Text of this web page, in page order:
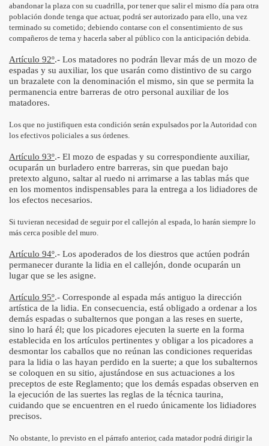
abandonar la plaza con su cuadrilla, por tener que salir el mismo día para otra
población donde tenga que actuar, podrá ser autorizado para ello, una vez
terminado su cometido; debiendo contarse con el consentimiento de sus
compañeros de terna y hacerla saber al público con la anticipación debida.
Artículo 92º.- Los matadores no podrán llevar más de un mozo de
espadas y su auxiliar, los que usarán como distintivo de su cargo
un brazalete con la denominación el mismo, sin que se permita la
permanencia entre barreras de otro personal auxiliar de los
matadores.
Los que no justifiquen esta condición serán expulsados por la Autoridad con
los efectivos policiales a sus órdenes.
Artículo 93º.- El mozo de espadas y su correspondiente auxiliar,
ocuparán un burladero entre barreras, sin que puedan bajo
pretexto alguno, saltar al ruedo ni arrimarse a las tablas más que
en los momentos indispensables para la entrega a los lidiadores de
los efectos necesarios.
Si tuvieran necesidad de seguir por el callejón al espada, lo harán siempre lo
más cerca posible del muro.
Artículo 94º.- Los apoderados de los diestros que actúen podrán
permanecer durante la lidia en el callejón, donde ocuparán un
lugar que se les asigne.
Artículo 95º.- Corresponde al espada más antiguo la dirección
artística de la lidia. En consecuencia, está obligado a ordenar a los
demás espadas o subalternos que pongan a las reses en suerte,
sino lo hará él; que los picadores ejecuten la suerte en la forma
establecida en los artículos pertinentes y obligar a los picadores a
desmontar los caballos que no reúnan las condiciones requeridas
para la lidia o las hayan perdido en la suerte; a que los subalternos
se coloquen en su sitio, ajustándose en sus actuaciones a los
preceptos de este Reglamento; que los demás espadas observen en
la ejecución de las suertes las reglas de la técnica taurina,
cuidando que se encuentren en el ruedo únicamente los lidiadores
precisos.
No obstante, lo previsto en el párrafo anterior, cada matador podrá dirigir la